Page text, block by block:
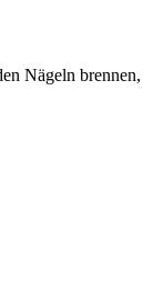
Nägeln